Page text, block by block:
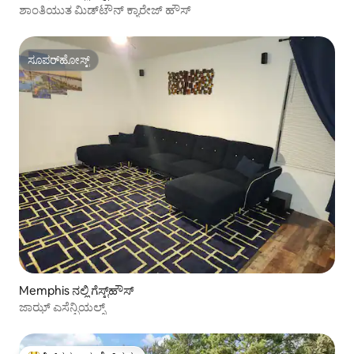
ಶಾಂತಿಯುತ ಮಿಡ್‌ಟೌನ್ ಕ್ಯಾರೇಜ್ ಹೌಸ್
ಸೂಪರ್‌ಹೋಸ್ಟ್
ಸೂಪರ್‌ಹೋಸ್ಟ್
Memphis ನಲ್ಲಿ ಗೆಸ್ಟ್‌ಹೌಸ್
ಜಾಝ್ ಎಸೆನ್ಷಿಯಲ್ಸ್